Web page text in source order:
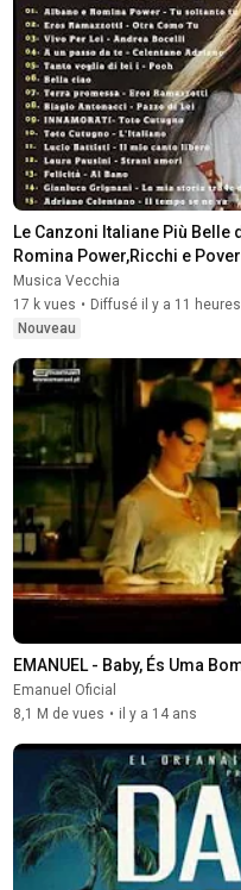
Le Canzoni Italiane Più Belle
Romina Power,Ricchi e
Musica Vecchia
17 k vues • Diffusé il y a 11 heures
Nouveau
EMANUEL - Baby, És Uma
Emanuel Oficial
8,1 M de vues • il y a 14 ans